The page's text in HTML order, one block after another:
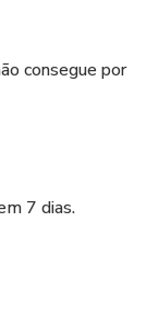
consegue por
7 dias.